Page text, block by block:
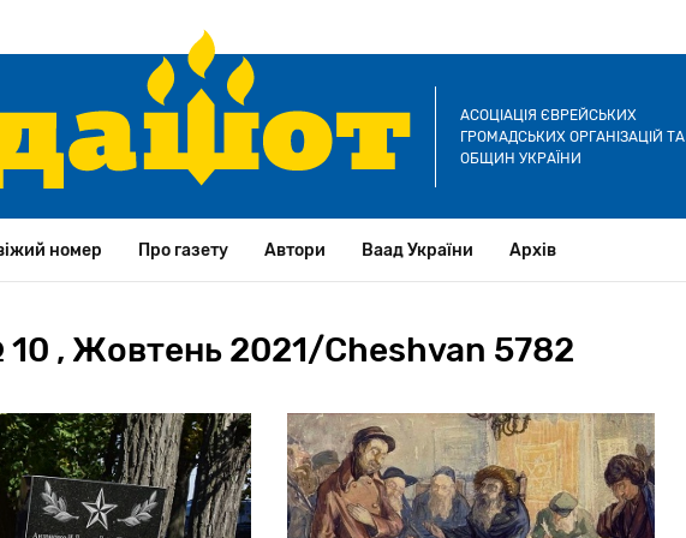
АСОЦІАЦІЯ ЄВРЕЙСЬКИХ
ГРОМАДСЬКИХ ОРГАНІЗАЦІЙ ТА
ОБЩИН УКРАЇНИ
номер Про газету Автори Ваад України Архів
, Жовтень 2021/Cheshvan 5782